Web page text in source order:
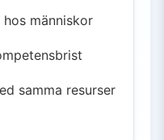
människor
samma resurser